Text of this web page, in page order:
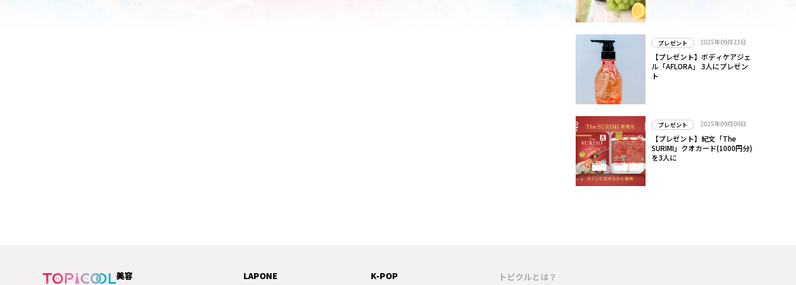
プレゼント 2025年09月23日
【プレゼント】ボディケアジェ
ル「AFLORA」 3人にプレゼン
ト
プレゼント 2025年09月09日
【プレゼント】紀文「The
SURIMI」クオカード(1000円分)
を3人に
美容
LAPONE
K-POP
トピクルとは？